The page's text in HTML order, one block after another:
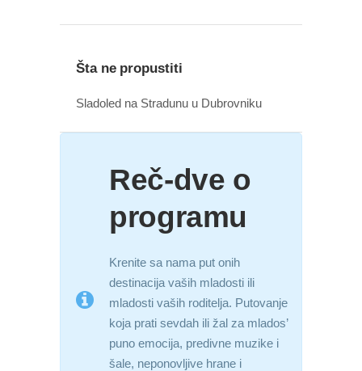
Šta ne propustiti
Sladoled na Stradunu u Dubrovniku
Reč-dve o
programu
Krenite sa nama put onih
destinacija vaših mladosti ili
mladosti vaših roditelja. Putovanje
koja prati sevdah ili žal za mlados’
puno emocija, predivne muzike i
šale, neponovljive hrane i